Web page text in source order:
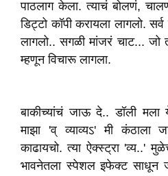
पाठलाग केला. त्याचं बोलणं,
डिट्टो कॉपी करायला लागलो. सर्व
लागलो.. सगळी मांजरं चाट... जो
म्हणून विचारू लागला.
बाकीच्यांचं जाऊ दे.. डॉली मला
माझा 'व् व्याव्यऽ' मी
काढायचो. त्या ऐक्स्ट्रा 'व्य..'
भावनेतला स्पेशल इफेक्ट साधून